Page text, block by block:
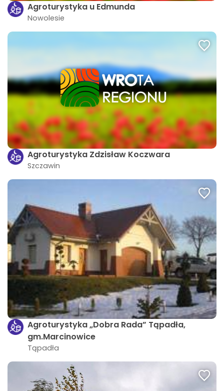
Agroturystyka u Edmunda
Nowolesie
Agroturystyka Zdzisław Koczwara
Szczawin
Agroturystyka „Dobra Rada” Tąpadła,
gm.Marcinowice
Tąpadła